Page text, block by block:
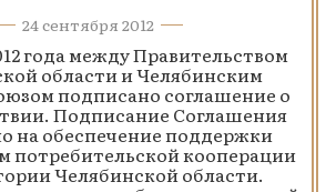
24 сентября 2012
года между Правительством
области и Челябинским
подписано соглашение о
Подписание Соглашения
на обеспечение поддержки
потребительской кооперации
Челябинской области.